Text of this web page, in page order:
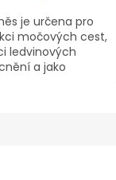
je určena pro
močových cest,
ledvinových
a jako